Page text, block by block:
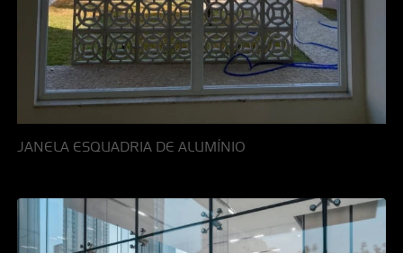
JANELA ESQUADRIA DE ALUMÍNIO